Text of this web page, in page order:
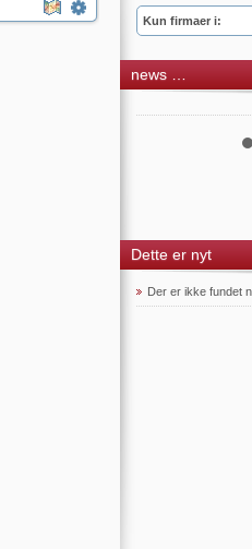
Kun firmaer i:
news …
Dette er nyt
Der er ikke fundet